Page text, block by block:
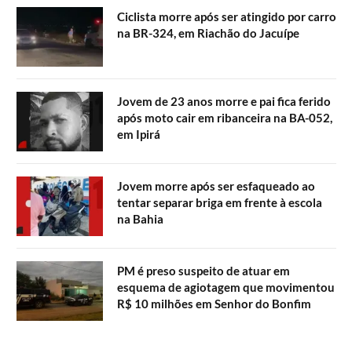
Ciclista morre após ser atingido por carro
na BR-324, em Riachão do Jacuípe
Jovem de 23 anos morre e pai fica ferido
após moto cair em ribanceira na BA-052,
em Ipirá
Jovem morre após ser esfaqueado ao
tentar separar briga em frente à escola
na Bahia
PM é preso suspeito de atuar em
esquema de agiotagem que movimentou
R$ 10 milhões em Senhor do Bonfim